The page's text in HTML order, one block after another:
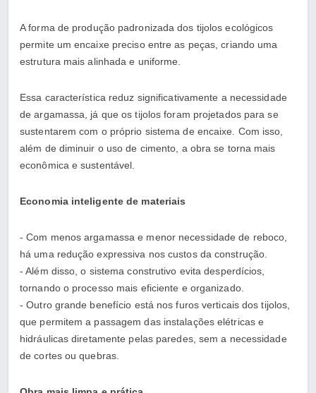
A forma de produção padronizada dos tijolos ecológicos
permite um encaixe preciso entre as peças, criando uma
estrutura mais alinhada e uniforme.
Essa característica reduz significativamente a necessidade
de argamassa, já que os tijolos foram projetados para se
sustentarem com o próprio sistema de encaixe. Com isso,
além de diminuir o uso de cimento, a obra se torna mais
econômica e sustentável.
Economia inteligente de materiais
- Com menos argamassa e menor necessidade de reboco,
há uma redução expressiva nos custos da construção.
- Além disso, o sistema construtivo evita desperdícios,
tornando o processo mais eficiente e organizado.
- Outro grande benefício está nos furos verticais dos tijolos,
que permitem a passagem das instalações elétricas e
hidráulicas diretamente pelas paredes, sem a necessidade
de cortes ou quebras.